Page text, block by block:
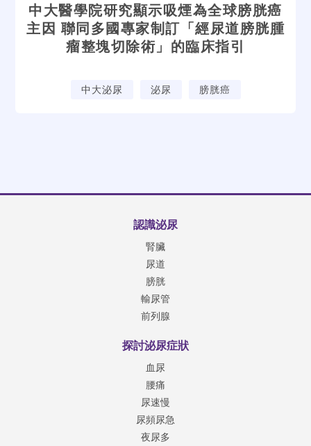
中大醫學院研究顯示吸煙為全球膀胱癌
主因 聯同多國專家制訂「經尿道膀胱腫
瘤整塊切除術」的臨床指引
中大泌尿 泌尿 膀胱癌
認識泌尿
腎臟
尿道
膀胱
輸尿管
前列腺
探討泌尿症狀
血尿
腰痛
尿速慢
尿頻尿急
夜尿多